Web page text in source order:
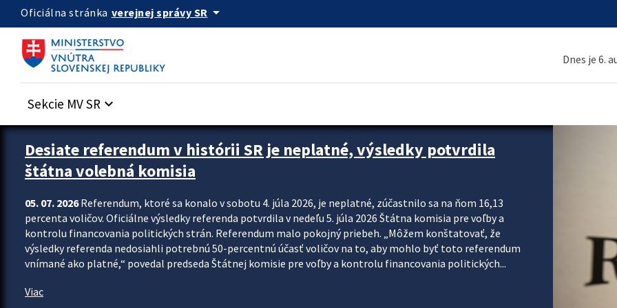
Preskocit na hlavný obsah
Oficiálna stránka verejnej správy SR arrow_drop_down
Dnes je 6.
Sekcie MV SR keyboard_arrow_down
Zastavit automatický posun upútavok
Desiate referendum v histórii SR je neplatné, výsledky potvrdila
štátna volebná komisia
05. 07. 2026Referendum, ktoré sa konalo v sobotu 4. júla 2026, je neplatné, zúčastnilo sa na ňom 16,13
percenta voličov. Oficiálne výsledky referenda potvrdila v nedeľu 5. júla 2026 Štátna komisia pre voľby a
kontrolu financovania politických strán. Referendum malo pokojný priebeh. „Môžem konštatovať, že
výsledky referenda nedosiahli potrebnú 50-percentnú účasť voličov na to, aby mohlo byť toto referendum
vnímané ako platné,“ povedal predseda Štátnej komisie pre voľby a kontrolu financovania politických...
Viac